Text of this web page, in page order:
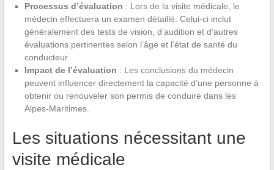
Processus d’évaluation : Lors de la visite médicale, le
médecin effectuera un examen détaillé. Celui-ci inclut
généralement des tests de vision, d’audition et d’autres
évaluations pertinentes selon l’âge et l’état de santé du
conducteur.
Impact de l’évaluation : Les conclusions du médecin
peuvent influencer directement la capacité d’une personne à
obtenir ou renouveler son permis de conduire dans les
Alpes-Maritimes.
Les situations nécessitant une
visite médicale